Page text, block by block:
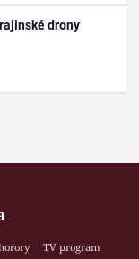
drony
TV program